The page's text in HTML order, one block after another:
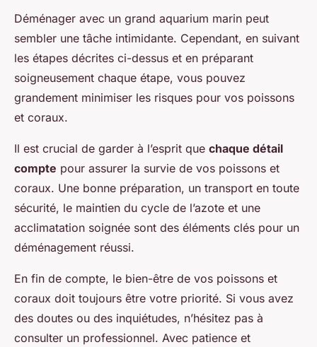
Déménager avec un grand aquarium marin peut
sembler une tâche intimidante. Cependant, en suivant
les étapes décrites ci-dessus et en préparant
soigneusement chaque étape, vous pouvez
grandement minimiser les risques pour vos poissons
et coraux.
Il est crucial de garder à l’esprit que chaque détail
compte pour assurer la survie de vos poissons et
coraux. Une bonne préparation, un transport en toute
sécurité, le maintien du cycle de l’azote et une
acclimatation soignée sont des éléments clés pour un
déménagement réussi.
En fin de compte, le bien-être de vos poissons et
coraux doit toujours être votre priorité. Si vous avez
des doutes ou des inquiétudes, n’hésitez pas à
consulter un professionnel. Avec patience et